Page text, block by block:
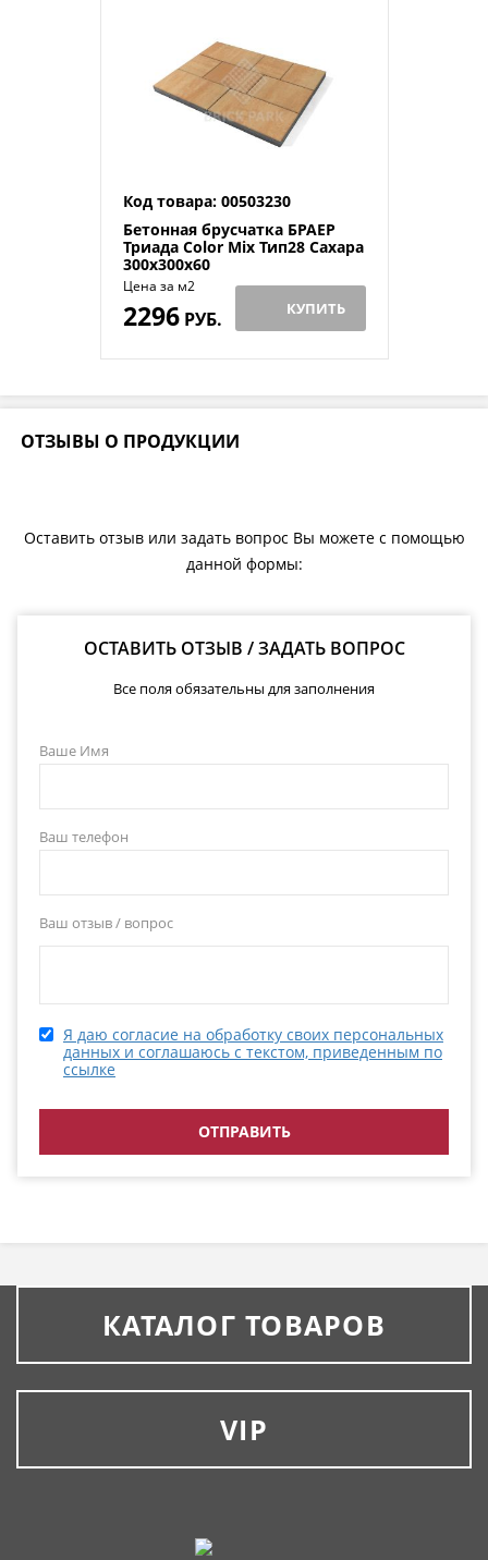
Код товара: 00503230
Бетонная брусчатка БРАЕР
Триада Color Mix Тип28 Сахара
300x300x60
Цена за м2
2296РУБ. КУПИТЬ
ОТЗЫВЫ О ПРОДУКЦИИ
Оставить отзыв или задать вопрос Вы можете с помощью
данной формы:
ОСТАВИТЬ ОТЗЫВ / ЗАДАТЬ ВОПРОС
Все поля обязательны для заполнения
Ваше Имя
Ваш телефон
Ваш отзыв / вопрос
Я даю согласие на обработку своих персональных
данных и соглашаюсь с текстом, приведенным по
ссылке
КАТАЛОГ ТОВАРОВ
VIP